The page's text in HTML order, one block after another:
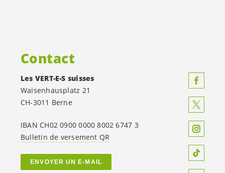
Contact
Les VERT-E-S suisses
Waisenhausplatz 21
CH-3011 Berne
IBAN CH02 0900 0000 8002 6747 3
Bulletin de versement QR
ENVOYER UN E-MAIL